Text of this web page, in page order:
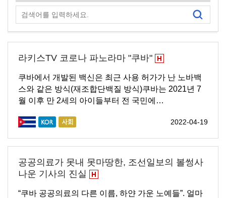
라키스TV 코로나 파노라마 "쿠바"
쿠바에서 개발된 백신은 최근 사용 허가가 난 노바백
스와 같은 방식(재조합단백질 방식)쿠바는 2021년 7
월 이후 만 2세의 아이들부터 전 국민에…
2022-04-19
공공의료가 못내 못마땅한, 조선일보의 볼썽사
나운 기사의 진실
“쿠바 공공의료의 다른 이름, 하얀 가운 노예들”. 얼마